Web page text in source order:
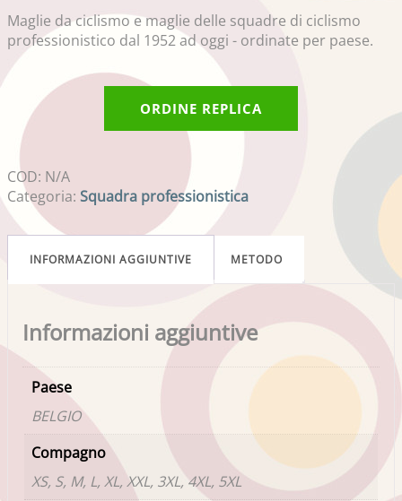
Maglie da ciclismo e maglie delle squadre di ciclismo
professionistico dal 1952 ad oggi - ordinate per paese.
ORDINE REPLICA
COD: N/A
Categoria: Squadra professionistica
INFORMAZIONI AGGIUNTIVE METODO
Informazioni aggiuntive
Paese
BELGIO
Compagno
XS, S, M, L, XL, XXL, 3XL, 4XL, 5XL